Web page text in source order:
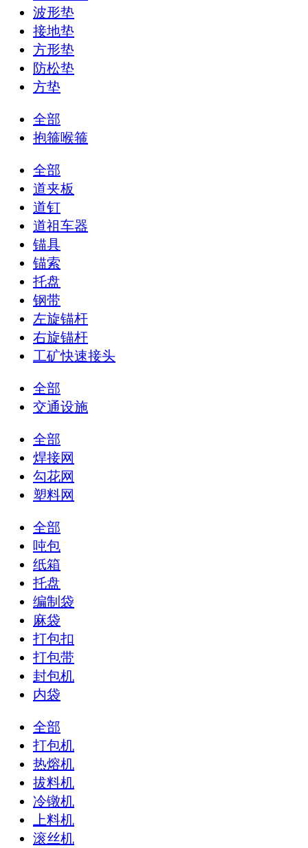
波形垫
接地垫
方形垫
防松垫
方垫
全部
抱箍喉箍
全部
道夹板
道钉
道祖车器
锚具
锚索
托盘
钢带
左旋锚杆
右旋锚杆
工矿快速接头
全部
交通设施
全部
焊接网
勾花网
塑料网
全部
吨包
纸箱
托盘
编制袋
麻袋
打包扣
打包带
封包机
内袋
全部
打包机
热熔机
拔料机
冷镦机
上料机
滚丝机